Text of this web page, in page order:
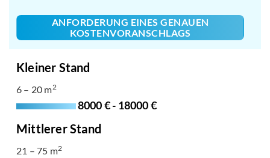
ANFORDERUNG EINES GENAUEN
KOSTENVORANSCHLAGS
Kleiner Stand
6 – 20 m2
8000 € - 18000 €
Mittlerer Stand
21 – 75 m2